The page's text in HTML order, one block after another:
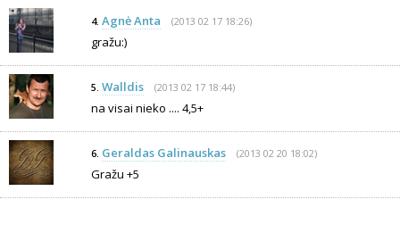
4. Agnė Anta (2013 02 17 18:26)
gražu:)
5. Walldis (2013 02 17 18:44)
na visai nieko .... 4,5+
6. Geraldas Galinauskas (2013 02 20 18:02)
Gražu +5